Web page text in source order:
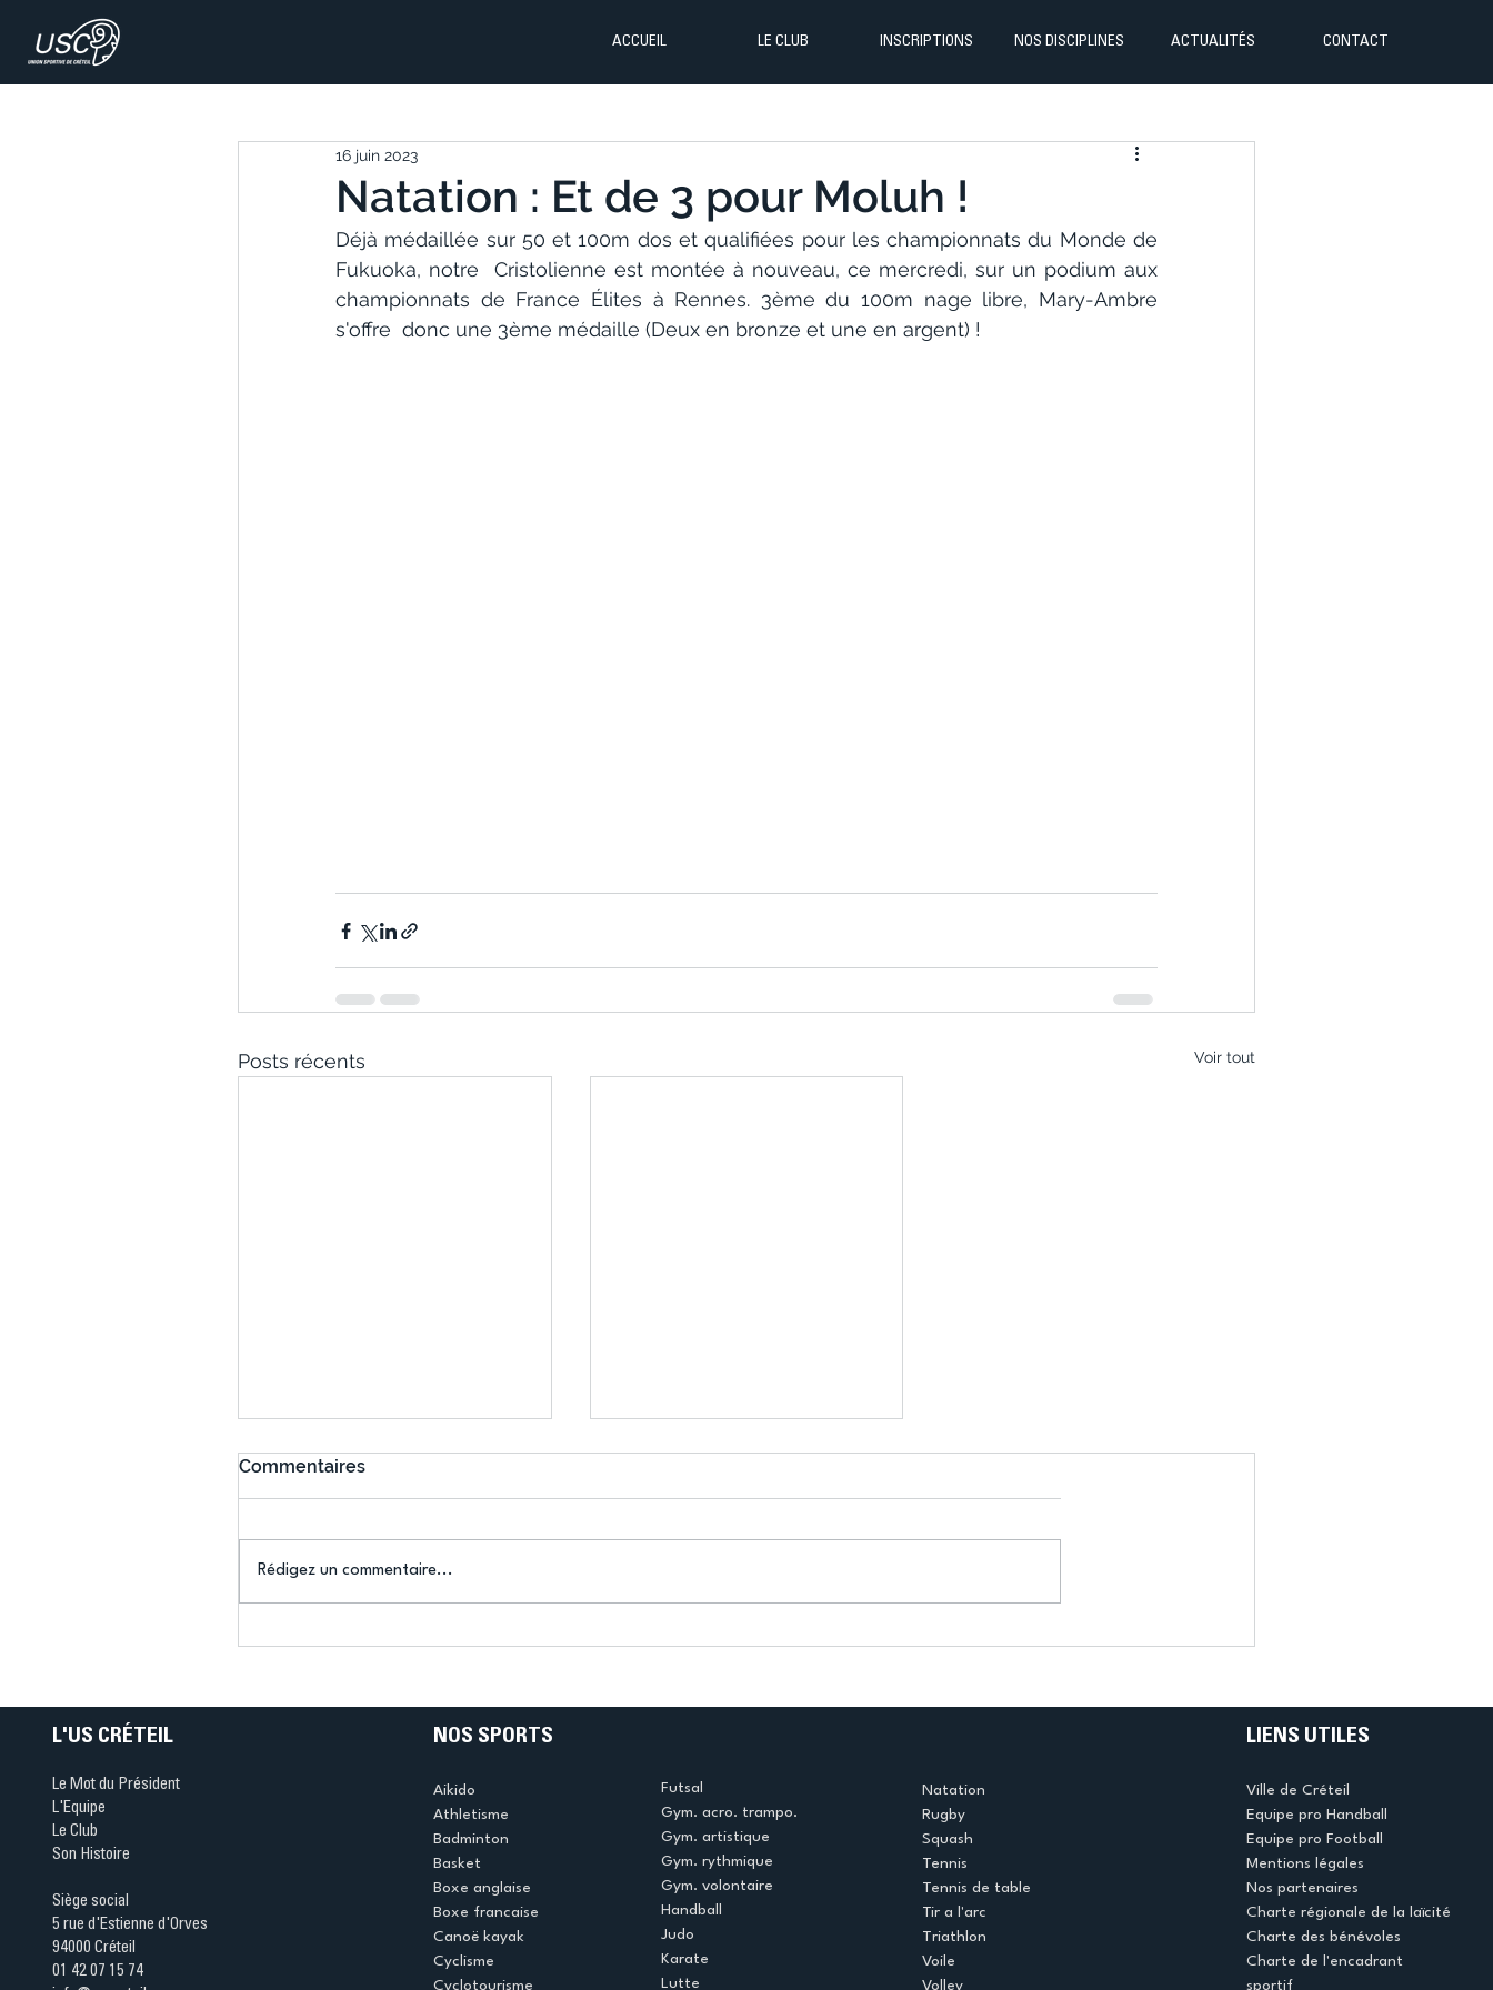
ACCUEIL LE CLUB INSCRIPTIONS NOS DISCIPLINES ACTUALITÉS CONTACT
Natation : Et de 3 pour Moluh !
16 juin 2023
Déjà médaillée sur 50 et 100m dos et qualifiées pour les championnats du Monde de
Fukuoka, notre  Cristolienne est montée à nouveau, ce mercredi, sur un podium aux
championnats de France Élites à Rennes. 3ème du 100m nage libre, Mary-Ambre
s'offre  donc une 3ème médaille (Deux en bronze et une en argent) !
Posts récents Voir tout
Commentaires
Rédigez un commentaire...
L'US CRÉTEIL
Le Mot du Président
L'Equipe
Le Club
Son Histoire
Siège social
5 rue d'Estienne d'Orves
94000 Créteil
01 42 07 15 74
NOS SPORTS
Aikido
Athletisme
Badminton
Basket
Boxe anglaise
Boxe francaise
Canoë kayak
Cyclisme
Cyclotourisme
Futsal
Gym. acro. trampo.
Gym. artistique
Gym. rythmique
Gym. volontaire
Handball
Judo
Karate
Lutte
Natation
Rugby
Squash
Tennis
Tennis de table
Tir a l'arc
Triathlon
Voile
Volley
LIENS UTILES
Ville de Créteil
Equipe pro Handball
Equipe pro Football
Mentions légales
Nos partenaires
Charte régionale de la laïcité
Charte des bénévoles
Charte de l'encadrant
sportif